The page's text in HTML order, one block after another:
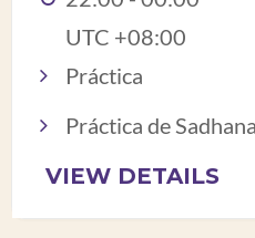
UTC +08:00
Práctica
Práctica de Sadhana
VIEW DETAILS